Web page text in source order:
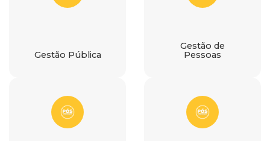
Gestão Pública
Gestão de
Pessoas